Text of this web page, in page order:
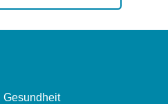
Gesundheit